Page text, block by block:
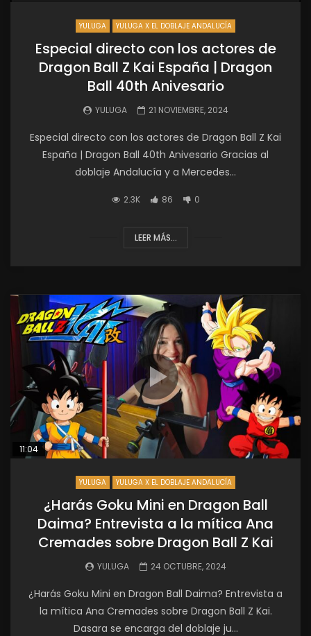
YULUGA YULUGA X EL DOBLAJE ANDALUCÍA
Especial directo con los actores de
Dragon Ball Z Kai España | Dragon
Ball 40th Anivesario
YULUGA 21 NOVIEMBRE, 2024
Especial directo con los actores de Dragon Ball Z Kai
España | Dragon Ball 40th Anivesario Gracias al
doblaje Andalucía y a Mercedes...
2.3K 86 0
LEER MÁS...
11:04
YULUGA YULUGA X EL DOBLAJE ANDALUCÍA
¿Harás Goku Mini en Dragon Ball
Daima? Entrevista a la mítica Ana
Cremades sobre Dragon Ball Z Kai
YULUGA 24 OCTUBRE, 2024
¿Harás Goku Mini en Dragon Ball Daima? Entrevista a
la mítica Ana Cremades sobre Dragon Ball Z Kai.
Dasara se encarga del doblaje ju...